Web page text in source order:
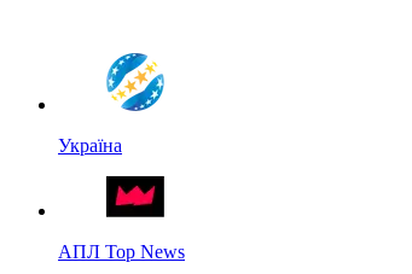
Україна
АПЛ Top News